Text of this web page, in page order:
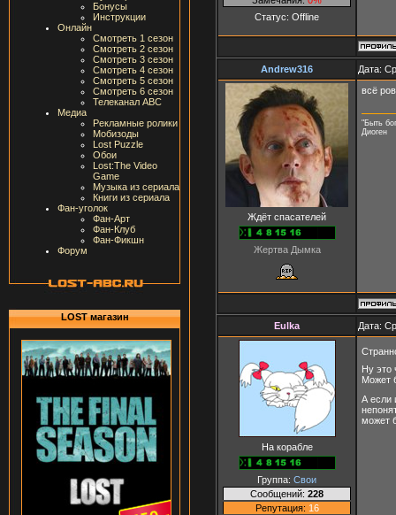
Бонусы
Инструкции
Онлайн
Смотреть 1 сезон
Смотреть 2 сезон
Смотреть 3 сезон
Смотреть 4 сезон
Смотреть 5 сезон
Смотреть 6 сезон
Телеканал ABC
Медиа
Рекламные ролики
Мобизоды
Lost Puzzle
Обои
Lost:The Video
Game
Музыка из сериала
Книги из сериала
Фан-уголок
Фан-Арт
Фан-Клуб
Фан-Фикшн
Форум
LOST магазин
Статус: Offline
Andrew316 Дата:
Ждёт спасателей
Жертва Дымка
всё
"Быть
Диоген
Eulka Дата:
На корабле
Группа: Свои
Сообщений: 228
Репутация: 16
Ну это
Может
А если
может